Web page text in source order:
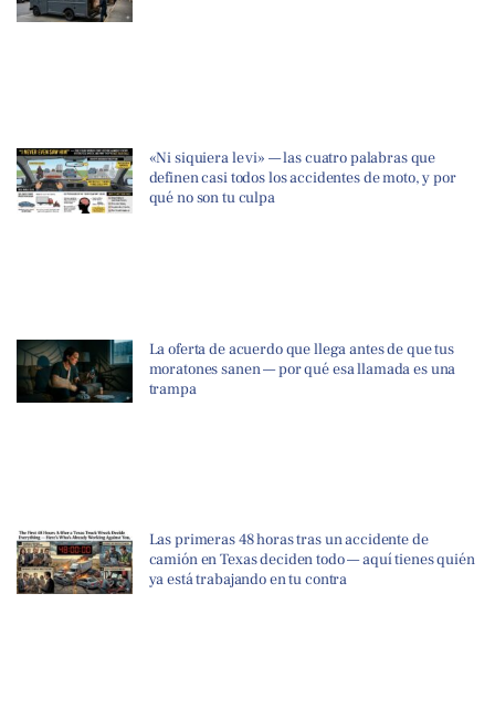
«Ni siquiera le vi» — las cuatro palabras que
definen casi todos los accidentes de moto, y por
qué no son tu culpa
La oferta de acuerdo que llega antes de que tus
moratones sanen — por qué esa llamada es una
trampa
Las primeras 48 horas tras un accidente de
camión en Texas deciden todo — aquí tienes quién
ya está trabajando en tu contra